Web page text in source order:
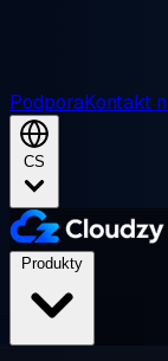
PodporaKontakt
CS